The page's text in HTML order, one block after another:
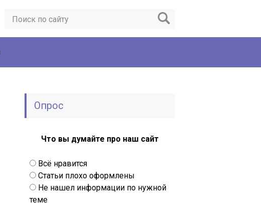
Опрос
Что вы думайте про наш сайт
Всё нравится
Статьи плохо оформлены
Не нашел информации по нужной
теме